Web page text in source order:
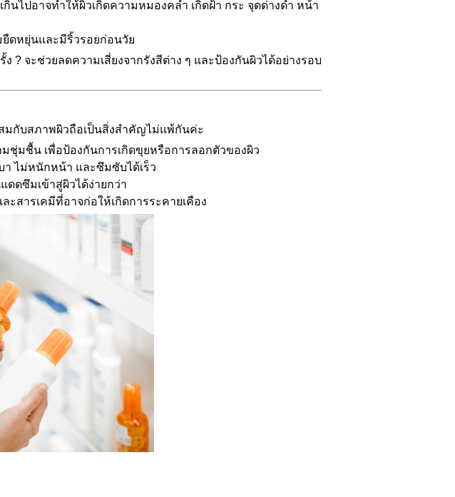
ไปอาจทำให้ผิวเกิดความหมองคล้ำ เกิดฝ้า กระ จุดด่างดำ หน้า
ดหยุ่นและมีริ้วรอยก่อนวัย
จะช่วยลดความเสี่ยงจากรังสีต่าง ๆ และป้องกันผิวได้อย่างรอบ
มกับสภาพผิวถือเป็นสิ่งสำคัญไม่แพ้กันค่ะ
มชื้น เพื่อป้องกันการเกิดขุยหรือการลอกตัวของผิว
า ไม่หนักหน้า และซึมซับได้เร็ว
ดดซึมเข้าสู่ผิวได้ง่ายกว่า
สารเคมีที่อาจก่อให้เกิดการระคายเคือง